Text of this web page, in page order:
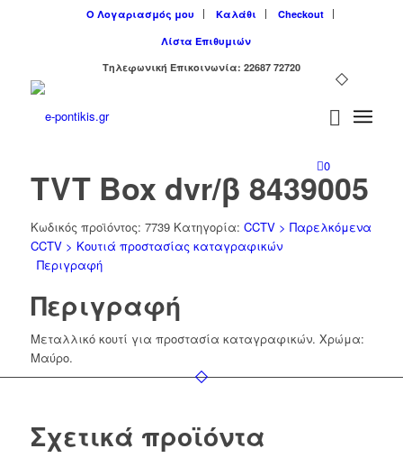
Ο Λογαριασμός μου Καλάθι
Checkout
Λίστα Επιθυμιών
Tηλεφωνική Επικοινωνία: 22687 72720
0
TVT Box dvr/β 8439005
Κωδικός προϊόντος: 7739 Κατηγορία: CCTV > Παρελκόμενα
CCTV > Κουτιά προστασίας καταγραφικών
Περιγραφή
Περιγραφή
Μεταλλικό κουτί για προστασία καταγραφικών. Xρώμα:
Μαύρο.
Σχετικά προϊόντα